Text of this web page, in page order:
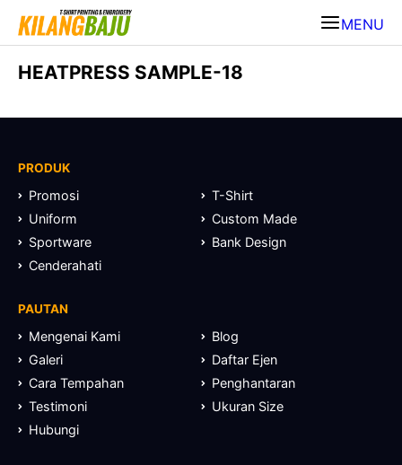
MENU
HEATPRESS SAMPLE-18
PRODUK
Promosi
T-Shirt
Uniform
Custom Made
Sportware
Bank Design
Cenderahati
PAUTAN
Mengenai Kami
Blog
Galeri
Daftar Ejen
Cara Tempahan
Penghantaran
Testimoni
Ukuran Size
Hubungi